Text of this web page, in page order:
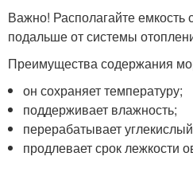
Важно! Располагайте емкость
подальше от системы
Преимущества содержания
он сохраняет температуру;
поддерживает влажность;
перерабатывает углекислый
продлевает срок лежкости